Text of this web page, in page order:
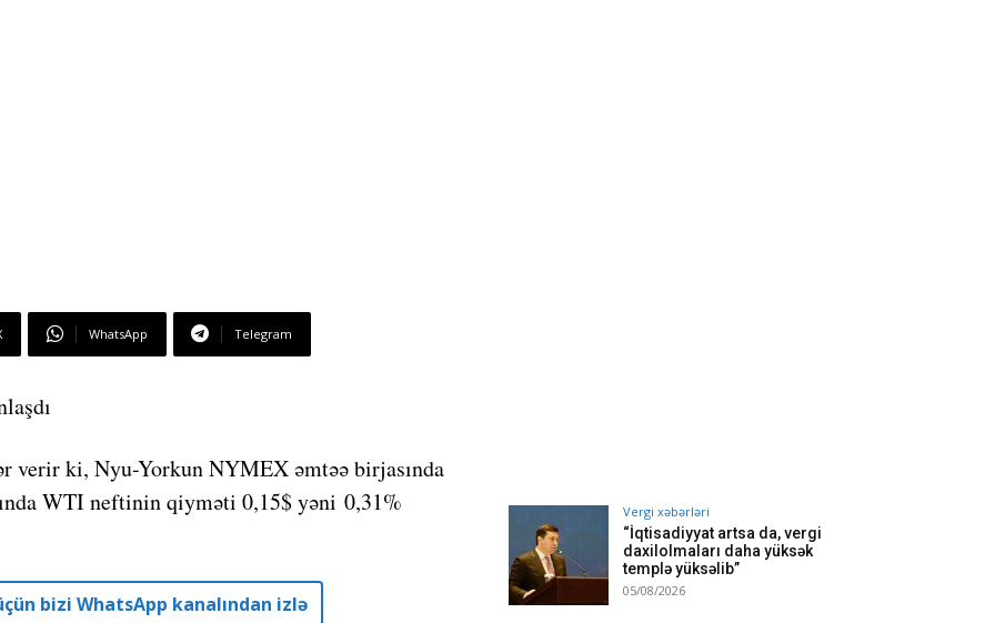
WhatsApp Telegram
verir ki, Nyu-Yorkun NYMEX əmtəə birjasında
WTI neftinin qiyməti 0,15$ yəni 0,31%
bizi WhatsApp kanalından izlə
Vergi xəbərləri
“İqtisadiyyat artsa da, vergi
daxilolmaları daha yüksək
templə yüksəlib”
05/08/2026